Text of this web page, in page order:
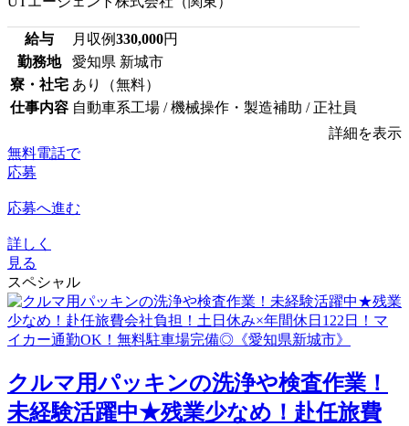
給与 月収例330,000円
勤務地
愛知県 新城市
寮・社宅 あり（無料）
仕事内容 自動車系工場 / 機械操作・製造補助 / 正社員
詳細を表示
無料電話で
応募
応募へ進む
詳しく
見る
スペシャル
クルマ用パッキンの洗浄や検査作業！
未経験活躍中★残業少なめ！赴任旅費